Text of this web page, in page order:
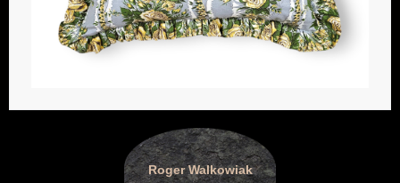
Roger Walkowiak